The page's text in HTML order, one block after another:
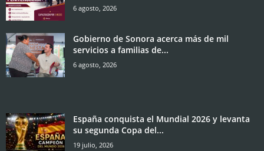
6 agosto, 2026
Gobierno de Sonora acerca más de mil
servicios a familias de...
6 agosto, 2026
España conquista el Mundial 2026 y levanta
su segunda Copa del...
19 julio, 2026